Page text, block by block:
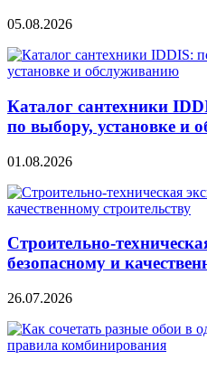
05.08.2026
Каталог сантехники
по выбору, установке и
01.08.2026
безопасному и
26.07.2026